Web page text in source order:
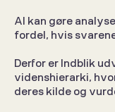
AI kan gøre
fordel, hvis
Derfor er Indblik
videnshierarki,
deres kilde og